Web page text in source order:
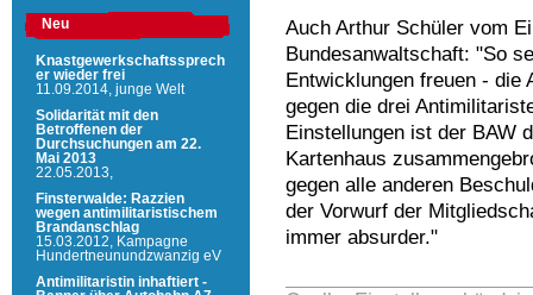
Auch Arthur Schüler vom
Bundesanwaltschaft: "So
Entwicklungen freuen - die
gegen die drei
Einstellungen ist der BAW
Kartenhaus
gegen alle anderen
der Vorwurf der
immer absurder."
Neu
Knastgewerkschaftssprech
er wieder frei
11.09.2014, junge Welt
Solidarität mit den
Betroffenen der
Durchsuchungen am 22.
Mai 2013
22.05.2013,
Finsterwalde: Razzien
wegen antimilitaristischem
Brandanschlag
15.03.2012,
Kampagne
Hundertneunundzwanzig eV
Antimilitaristin inhaftiert -